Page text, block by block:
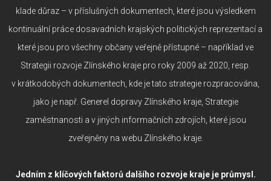
klade důraz – v příslušných dokumentech, které jsou výsledkem
kontinuální práce dosavadních krajských politických reprezentací a
které jsou pro všechny občany veřejně přístupné – například ve
Strategii rozvoje Zlínského kraje pro roky 2009 až 2020, resp.
v krátkodobých dokumentech, kde je tato strategie rozpracována,
jako je např. Generel dopravy Zlínského kraje, Strategie
zaměstnanosti a v jiných informačních zdrojích, které jsou
zveřejněny na webu Zlínského kraje.
Jedním z klíčových faktorů dalšího rozvoje kraje je průmysl.